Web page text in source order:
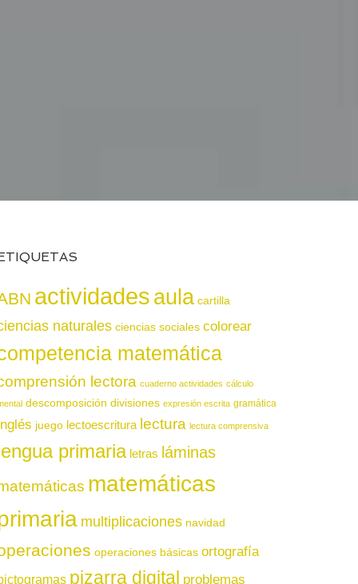
actividadesaula cartilla
naturales ciencias sociales colorear
matemática
lectora cuaderno actividades cálculo
descomposición divisiones expresión escrita gramática
juego lectoescritura lectura lectura comprensiva
primaria letras láminas
matemáticas
multiplicaciones navidad
operaciones básicas ortografía
pizarra digital problemas